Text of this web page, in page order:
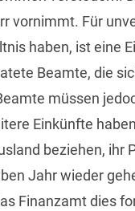
vornimmt. Für
haben, ist eine
Beamte, die
müssen
Einkünfte
beziehen, ihr
Jahr wieder
Finanzamt dies